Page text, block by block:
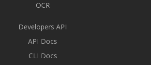
OCR
Developers API
API Docs
CLI Docs